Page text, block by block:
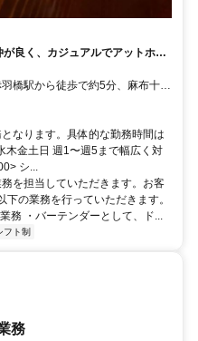
良く、カジュアルでアットホー
歩で約10分の好立地にありま
なります。具体的な勤務時間は
木金土日 週1〜週5まで幅広く対
シ...
を担当していただきます。お客
の業務を行っていただきます。
務 ・バーテンダーとして、ド...
フト制
務